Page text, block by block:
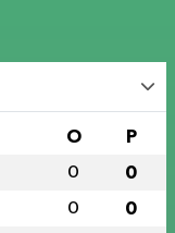
O P
0 0
0 0